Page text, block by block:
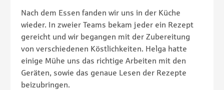
Nach dem Essen fanden wir uns in der Küche
wieder. In zweier Teams bekam jeder ein Rezept
gereicht und wir begangen mit der Zubereitung
von verschiedenen Köstlichkeiten. Helga hatte
einige Mühe uns das richtige Arbeiten mit den
Geräten, sowie das genaue Lesen der Rezepte
beizubringen.